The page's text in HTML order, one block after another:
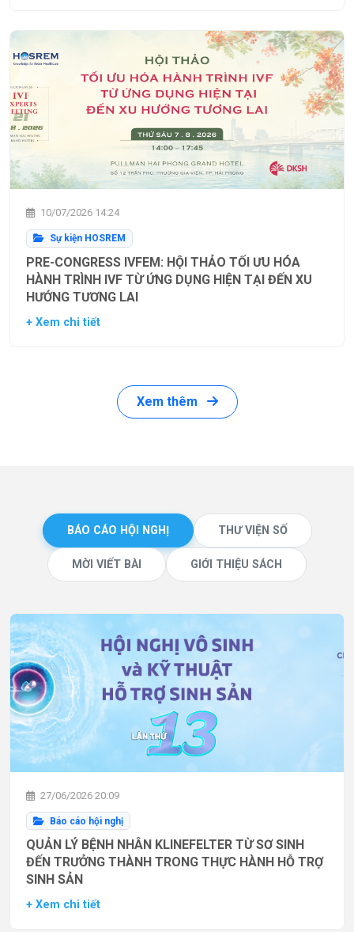
10/07/2026 14:24
Sự kiện HOSREM
PRE-CONGRESS IVFEM: HỘI THẢO TỐI ƯU HÓA
HÀNH TRÌNH IVF TỪ ỨNG DỤNG HIỆN TẠI ĐẾN XU
HƯỚNG TƯƠNG LAI
+ Xem chi tiết
Xem thêm
BÁO CÁO HỘI NGHỊ THƯ VIỆN SỐ
MỜI VIẾT BÀI GIỚI THIỆU SÁCH
27/06/2026 20:09
Báo cáo hội nghị
QUẢN LÝ BỆNH NHÂN KLINEFELTER TỪ SƠ SINH
ĐẾN TRƯỞNG THÀNH TRONG THỰC HÀNH HỖ TRỢ
SINH SẢN
+ Xem chi tiết